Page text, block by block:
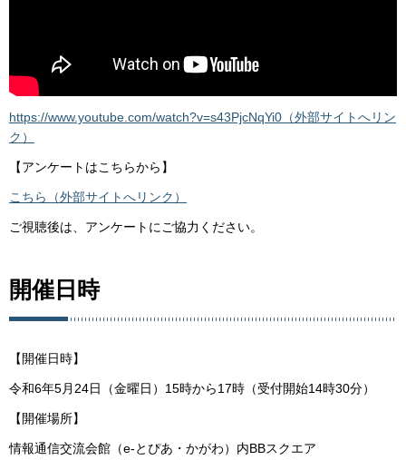
https://www.youtube.com/watch?v=s43PjcNqYi0（外部サイトへリン
ク）
【アンケートはこちらから】
こちら（外部サイトへリンク）
ご視聴後は、アンケートにご協力ください。
開催日時
【開催日時】
令和6年5月24日（金曜日）15時から17時（受付開始14時30分）
【開催場所】
情報通信交流会館（e-とぴあ・かがわ）内BBスクエア